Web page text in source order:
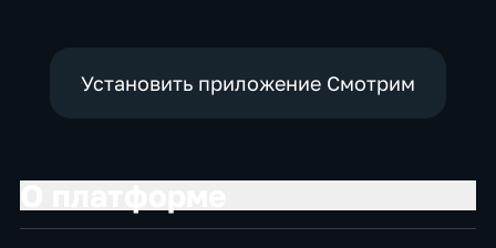
Установить приложение Смотрим